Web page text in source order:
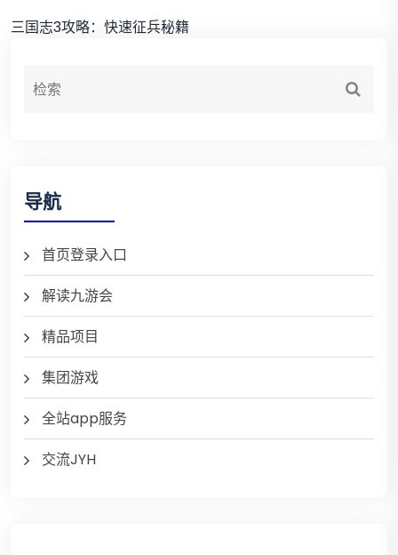
三国志3攻略：快速征兵秘籍
导航
首页登录入口
解读九游会
精品项目
集团游戏
全站app服务
交流JYH